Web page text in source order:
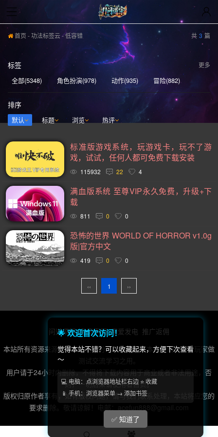
首页-功法标签云- 低容错 共 3 篇
标签
全部(5348) 角色扮演(978) 动作(935)
冒险(882)
动作冒险(837)
独立(580) 单人(567)
模拟(540)
开放世界(529)
休闲(526) 策略(521)
奇幻(371)
射击(365) 合作(349)
3D(348)
沙盒(339)
女性主角(332) 解谜(329)
恐怖(304)
独立(299) 科幻(296)
模拟经营(281)
暴力(277)
氛围(276)
2D(242)
可爱(233) 轻度 Rogue(223)
即时战略(215)
动作(204) 管理(197)
砍杀(195)
太空(193)
血腥(183) 冒险(177)
类魂系列(156)
视觉小说(156)
卡通风格(154)
横向滚屏(153) 回合制(151)
欢乐(150)
益智休闲(132)
体育运动(130)
僵尸(129)
枪战射击(128) 赛车竞速(124)
剧情(124)
彩色(119)
类 Rogue(114)
时空旅行(114)
悬疑(113)
第三人称视角(111)
第一人称视角(106)
拟真(106)
模拟(104)
困难(104)
角色自定义(101) 像素(100)
更多
排序
默认 标题 浏览 热评
标准版游戏系统，玩游戏卡，玩不了游
戏，试试，任何人都可免费下载安装
115932 22 4
满血版系统 至尊VIP永久免费，升级+下
载
811 0 0
恐怖的世界 WORLD OF HORROR v1.0g
版|官方中文
419 0 0
‹‹ 1 ››
问道须知 免责声明 用爱发电 推广返佣
本站所有资源来源于第三方用户分享，转载，非本站自制，仅供玩家做
用户请于24小时内删除，不得将下载内容用于商业或者非法用途，否
则，一切后果请使用者自负。
版权归原作者享有，如有版权问题，请与我们联系处理，本站将应您的
要求删除。敬请谅解！电邮：acefun888@gmail.com
🌟 欢迎首次访问！
觉得本站不错？可以收藏起来，方便下次查看
～
💻 电脑：点浏览器地址栏右边 ⭐ 收藏
📱 手机：浏览器菜单 → 添加书签
✅ 知道了